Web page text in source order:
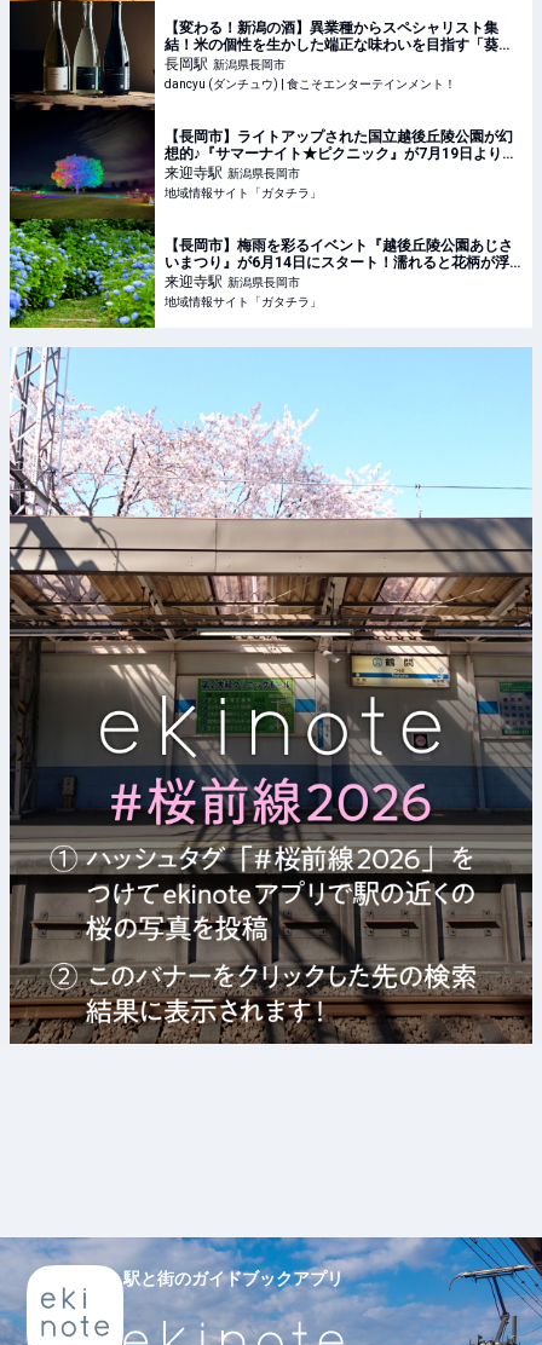
【変わる！新潟の酒】異業種からスペシャリスト集
結！米の個性を生かした端正な味わいを目指す「葵酒
造」 | dancyu (ダンチュウ) | 食こそエンターテインメ
ント！
長岡駅 新潟県長岡市
dancyu (ダンチュウ) | 食こそエンターテインメント！
【長岡市】ライトアップされた国立越後丘陵公園が幻
想的♪『サマーナイト★ピクニック』が7月19日より開
催！「変形自転車」で夜の公園を探検しよう♪ - 地域情
報サイト「ガタチラ」
来迎寺駅 新潟県長岡市
地域情報サイト「ガタチラ」
【長岡市】梅雨を彩るイベント『越後丘陵公園あじさ
いまつり』が6月14日にスタート！濡れると花柄が浮
き出る「色変わり傘」が可愛らしい♪ - 地域情報サイト
「ガタチラ」
来迎寺駅 新潟県長岡市
地域情報サイト「ガタチラ」
駅と街のガイドブックアプリ